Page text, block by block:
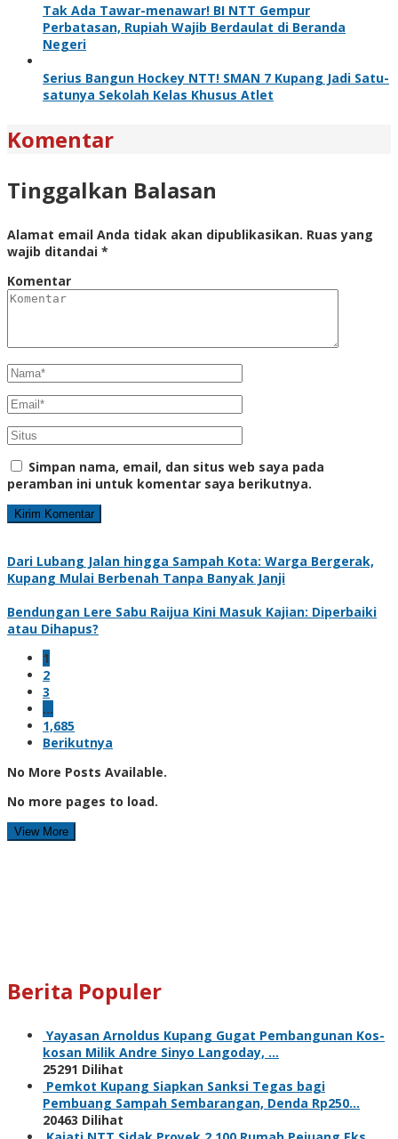
Tak Ada Tawar-menawar! BI NTT Gempur
Perbatasan, Rupiah Wajib Berdaulat di Beranda
Negeri
Serius Bangun Hockey NTT! SMAN 7 Kupang Jadi Satu-
satunya Sekolah Kelas Khusus Atlet
Komentar
Tinggalkan Balasan
Alamat email Anda tidak akan dipublikasikan. Ruas yang
wajib ditandai *
Komentar
Simpan nama, email, dan situs web saya pada
peramban ini untuk komentar saya berikutnya.
Dari Lubang Jalan hingga Sampah Kota: Warga Bergerak,
Kupang Mulai Berbenah Tanpa Banyak Janji
Bendungan Lere Sabu Raijua Kini Masuk Kajian: Diperbaiki
atau Dihapus?
1
2
3
…
1,685
Berikutnya
No More Posts Available.
No more pages to load.
View More
Berita Populer
Yayasan Arnoldus Kupang Gugat Pembangunan Kos-
kosan Milik Andre Sinyo Langoday, …
25291 Dilihat
Pemkot Kupang Siapkan Sanksi Tegas bagi
Pembuang Sampah Sembarangan, Denda Rp250…
20463 Dilihat